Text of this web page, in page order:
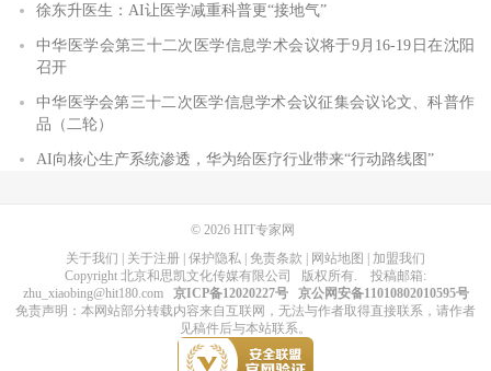
徐东升医生：AI让医学减重科普更“接地气”
中华医学会第三十二次医学信息学术会议将于9月16-19日在沈阳
召开
中华医学会第三十二次医学信息学术会议征集会议论文、科普作
品（二轮）
AI向核心生产系统渗透，华为给医疗行业带来“行动路线图”
© 2026 HIT专家网
关于我们
关于注册 保护隐私 免责条款 网站地图
加盟我们
Copyright 北京和思凯文化传媒有限公司 版权所有. 投稿邮箱:
zhu_xiaobing@hit180.com
京ICP备12020227号
京公网安备11010802010595号
免责声明：本网站部分转载内容来自互联网，无法与作者取得直接联系，请作者
见稿件后与本站联系。